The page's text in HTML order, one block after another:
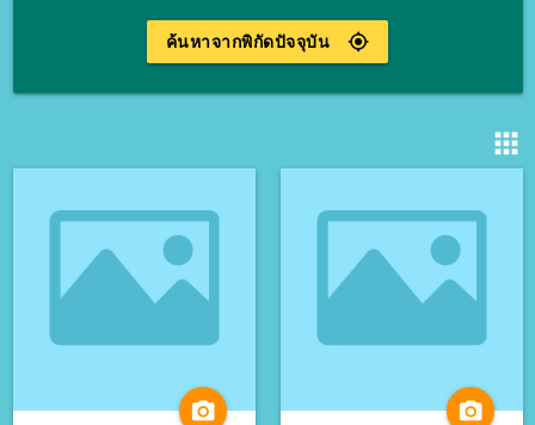
gps_fixed
ค้นหาจากพิกัดปัจจุบัน
apps
camera_alt camera_alt